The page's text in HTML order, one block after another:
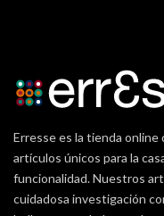
Erresse es la tienda
artículos únicos para la
funcionalidad. Nuestros
cuidadosa investigación